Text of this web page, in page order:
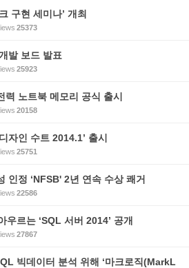
구현 세미나’ 개최
25373
발 보드 발표
25923
노트북 메모리 공식 출시
20158
자인 수트 2014.1’ 출시
25751
인정 ‘NFSB' 2년 연속 수상 쾌거
22586
르는 ‘SQL 서버 2014’ 공개
27867
빅데이터 분석 위해 ‘마크로직(MarkL